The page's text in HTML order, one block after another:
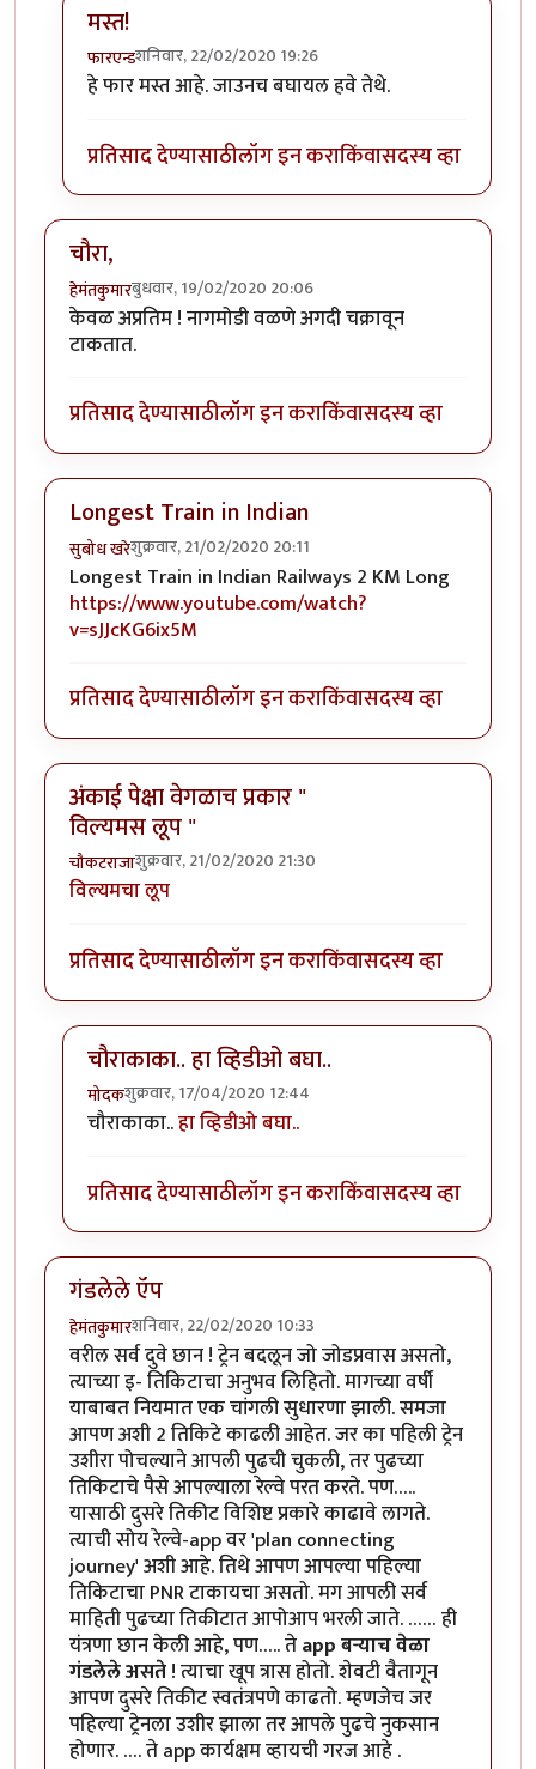
मस्त!
फारएन्डशनिवार, 22/02/2020 19:26
In reply toया बद्दल काय म्हणाल ....?by
हे फार मस्त आहे. जाउनच बघायल हवे तेथे.
प्रतिसाद देण्यासाठीलॉग इन कराकिंवासदस्य व्हा
चौरा,
हेमंतकुमारबुधवार, 19/02/2020 20:06
केवळ अप्रतिम ! नागमोडी वळणे अगदी चक्रावून
टाकतात.
प्रतिसाद देण्यासाठीलॉग इन कराकिंवासदस्य व्हा
Longest Train in Indian
सुबोध खरेशुक्रवार, 21/02/2020 20:11
Longest Train in Indian Railways 2 KM Long
https://www.youtube.com/watch?
v=sJJcKG6ix5M
प्रतिसाद देण्यासाठीलॉग इन कराकिंवासदस्य व्हा
अंकाई पेक्षा वेगळाच प्रकार "
विल्यमस लूप "
चौकटराजाशुक्रवार, 21/02/2020 21:30
विल्यमचा लूप
प्रतिसाद देण्यासाठीलॉग इन कराकिंवासदस्य व्हा
चौराकाका.. हा व्हिडीओ बघा..
मोदकशुक्रवार, 17/04/2020 12:44
In reply toअंकाई पेक्षा वेगळाच प्रकार " विल्यमस लूप "
चौराकाका..हा व्हिडीओ बघा..
प्रतिसाद देण्यासाठीलॉग इन कराकिंवासदस्य व्हा
गंडलेले ऍप
हेमंतकुमारशनिवार, 22/02/2020 10:33
वरील सर्व दुवे छान ! ट्रेन बदलून जो जोडप्रवास असतो,
त्याच्या इ- तिकिटाचा अनुभव लिहितो. मागच्या वर्षी
याबाबत नियमात एक चांगली सुधारणा झाली. समजा
आपण अशी 2 तिकिटे काढली आहेत. जर का पहिली ट्रेन
उशीरा पोचल्याने आपली पुढची चुकली, तर पुढच्या
तिकिटाचे पैसे आपल्याला रेल्वे परत करते. पण…..
यासाठी दुसरे तिकीट विशिष्ट प्रकारे काढावे लागते.
त्याची सोय रेल्वे-app वर 'plan connecting
journey' अशी आहे. तिथे आपण आपल्या पहिल्या
तिकिटाचा PNR टाकायचा असतो. मग आपली सर्व
माहिती पुढच्या तिकीटात आपोआप भरली जाते. …… ही
यंत्रणा छान केली आहे, पण….. तेapp बऱ्याच वेळा
गंडलेले असते! त्याचा खूप त्रास होतो. शेवटी वैतागून
आपण दुसरे तिकीट स्वतंत्रपणे काढतो. म्हणजेच जर
पहिल्या ट्रेनला उशीर झाला तर आपले पुढचे नुकसान
होणार. …. ते app कार्यक्षम व्हायची गरज आहे .